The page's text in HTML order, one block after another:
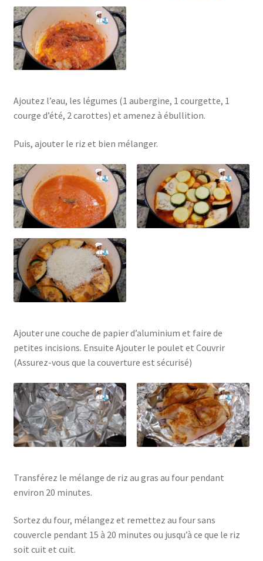
Ajoutez l’eau, les légumes (1 aubergine, 1 courgette, 1
courge d’été, 2 carottes) et amenez à ébullition.
Puis, ajouter le riz et bien mélanger.
Ajouter une couche de papier d’aluminium et faire de
petites incisions. Ensuite Ajouter le poulet et Couvrir
(Assurez-vous que la couverture est sécurisé)
Transférez le mélange de riz au gras au four pendant
environ 20 minutes.
Sortez du four, mélangez et remettez au four sans
couvercle pendant 15 à 20 minutes ou jusqu’à ce que le riz
soit cuit et cuit.